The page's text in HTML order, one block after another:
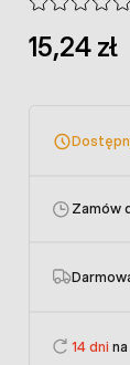
15,24 zł
Zamów
14 dni